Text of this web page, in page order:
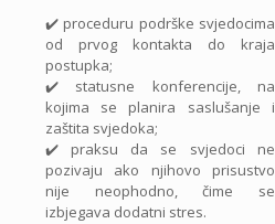
✔️ proceduru podrške svjedocima
od prvog kontakta do kraja
postupka;
✔️ statusne konferencije, na
kojima se planira saslušanje i
zaštita svjedoka;
✔️ praksu da se svjedoci ne
pozivaju ako njihovo prisustvo
nije neophodno, čime se
izbjegava dodatni stres.